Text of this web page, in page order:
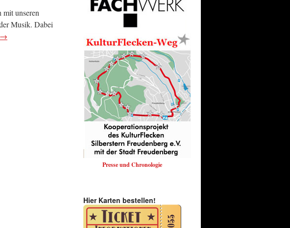
unseren
Musik. Dabei
→
Presse und Chronologie
Hier Karten bestellen!